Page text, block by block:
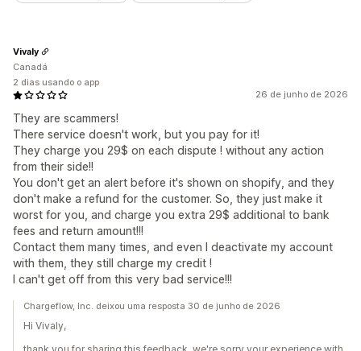
26 de junho de 2026
They are scammers!
There service doesn't work, but you pay for it!
They charge you 29$ on each dispute ! without any action
from their side!!
You don't get an alert before it's shown on shopify, and they
don't make a refund for the customer. So, they just make it
worst for you, and charge you extra 29$ additional to bank
fees and return amount!!!
Contact them many times, and even I deactivate my account
with them, they still charge my credit !
I can't get off from this very bad service!!!
Vivaly
Canadá
2 dias usando o app
Chargeflow, Inc. deixou uma resposta 30 de junho de 2026
Hi Vivaly,